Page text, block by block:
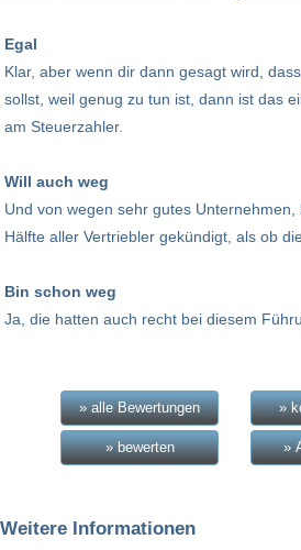
Egal
Klar, aber wenn dir dann gesagt wird,
sollst, weil genug zu tun ist, dann ist das
am Steuerzahler.
Will auch weg
Und von wegen sehr gutes
Hälfte aller Vertriebler gekündigt, als ob
Bin schon weg
Ja, die hatten auch recht bei diesem
» alle Bewertungen »
» bewerten »
Weitere Informationen